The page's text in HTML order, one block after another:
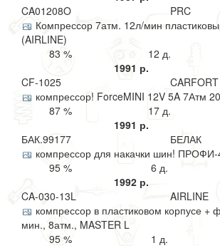
CA01208O
PRC
Компрессор 7атм. 12л/мин
(AIRLINE)
83 %
12 д.
1991 р.
CF-1025
CARFORT
компрессор! ForceMINI 12V 5A 7Атм
87 %
17 д.
1991 р.
БАК.99177
БЕЛАК
компрессор для накачки шин!
95 %
6 д.
1992 р.
CA-030-13L
AIRLINE
компрессор в пластиковом корпусе +
мин., 8атм., MASTER L
95 %
1 д.